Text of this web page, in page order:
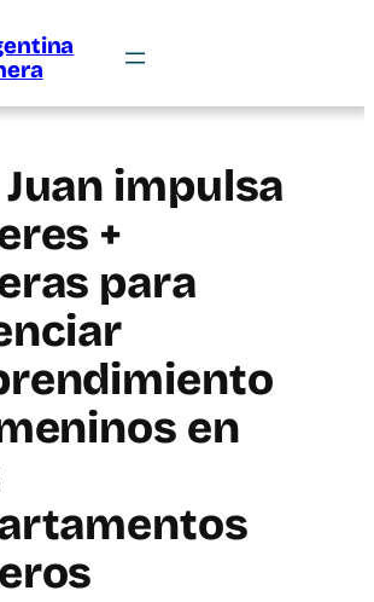
impulsa
+
para
en